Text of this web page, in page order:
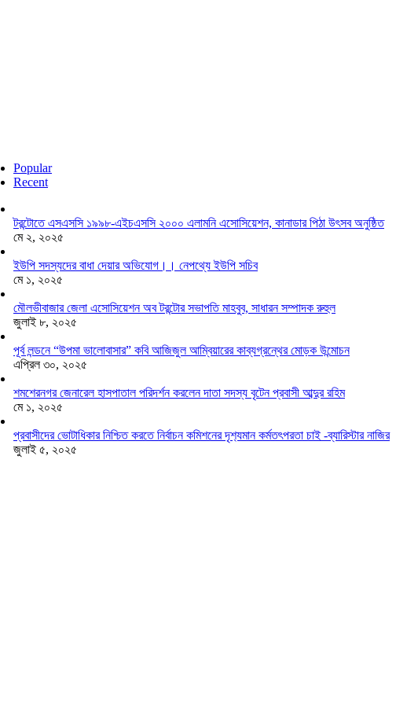
Popular
Recent
টরন্টোতে এসএসসি ১৯৯৮-এইচএসসি ২০০০ এলামনি এসোসিয়েশন, কানাডার পিঠা উৎসব অনুষ্ঠিত
মে ২, ২০২৫
ইউপি সদস্যদের বাধা দেয়ার অভিযোগ।। নেপথ্যে ইউপি সচিব
মে ১, ২০২৫
মৌলভীবাজার জেলা এসোসিয়েশন অব টরন্টোর সভাপতি মাহবুব, সাধারন সম্পাদক রুহুল
জুলাই ৮, ২০২৫
পূর্ব লন্ডনে “উপমা ভালোবাসার” কবি আজিজুল আম্বিয়ারের কাব্যগ্রন্থের মোড়ক উন্মোচন
এপ্রিল ৩০, ২০২৫
শমশেরনগর জেনারেল হাসপাতাল পরিদর্শন করলেন দাতা সদস্য বৃটেন প্রবাসী আব্দুর রহিম
মে ১, ২০২৫
প্রবাসীদের ভোটাধিকার নিশ্চিত করতে নির্বাচন কমিশনের দৃশ‍্যমান কর্মতৎপরতা চাই -ব্যারিস্টার নাজির
জুলাই ৫, ২০২৫